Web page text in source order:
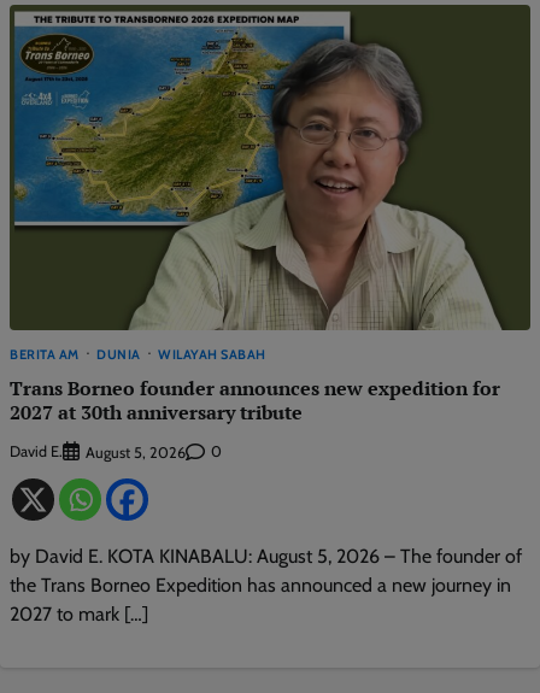
BERITA AM DUNIA WILAYAH SABAH
Trans Borneo founder announces new expedition for
2027 at 30th anniversary tribute
David E. August 5, 2026 0
by David E. KOTA KINABALU: August 5, 2026 – The founder of
the Trans Borneo Expedition has announced a new journey in
2027 to mark […]